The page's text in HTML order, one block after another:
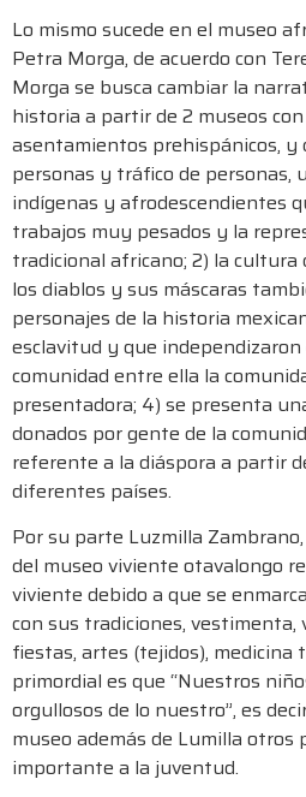
Lo mismo sucede en el museo
Petra Morga, de acuerdo con
Morga se busca cambiar la
historia a partir de 2 museos con
asentamientos prehispánicos, y
personas y tráfico de personas,
indígenas y afrodescendientes
trabajos muy pesados y la
tradicional africano; 2) la cultura
los diablos y sus máscaras
personajes de la historia
esclavitud y que independizaron
comunidad entre ella la
presentadora; 4) se presenta
donados por gente de la
referente a la diáspora a partir
diferentes países.
Por su parte Luzmilla
del museo viviente otavalongo
viviente debido a que se
con sus tradiciones, vestimenta,
fiestas, artes (tejidos), medicina
primordial es que “Nuestros
orgullosos de lo nuestro”, es
museo además de Lumilla otros
importante a la juventud.